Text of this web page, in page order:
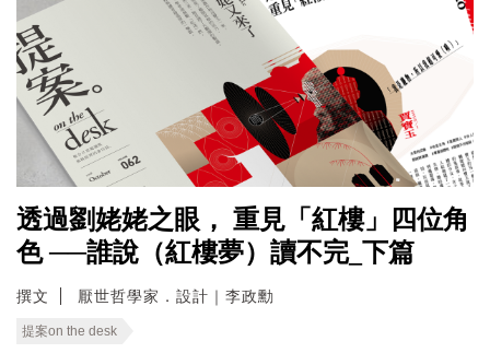
透過劉姥姥之眼， 重見「紅樓」四位角
色 ──誰說（紅樓夢）讀不完_下篇
撰文 厭世哲學家．設計｜李政勳
提案on the desk